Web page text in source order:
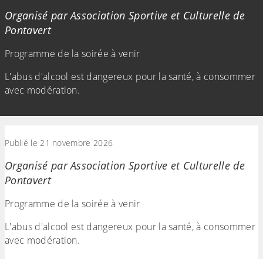
Organisé par Association Sportive et Culturelle de
Pontavert
Programme de la soirée à venir
L'abus d'alcool est dangereux pour la santé, à consommer
avec modération.
Publié le 21 novembre 2026
Organisé par Association Sportive et Culturelle de
Pontavert
Programme de la soirée à venir
L'abus d'alcool est dangereux pour la santé, à consommer
avec modération.